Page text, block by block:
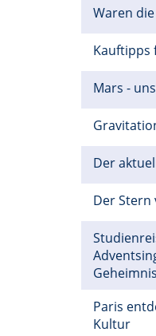
Waren
Kauftipps
Mars -
Der
Der Stern
Paris
Kultur